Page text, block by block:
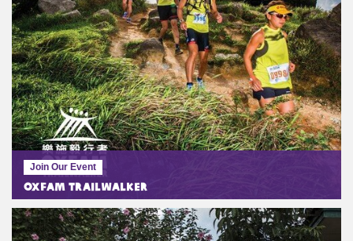
Join Our Event
Oxfam Trailwalker